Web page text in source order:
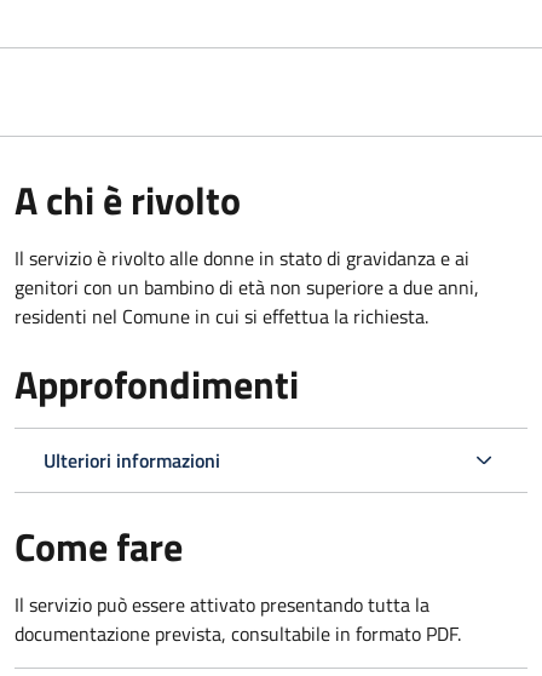
A chi è rivolto
Il servizio è rivolto alle donne in stato di gravidanza e ai
genitori con un bambino di età non superiore a due anni,
residenti nel Comune in cui si effettua la richiesta.
Approfondimenti
Ulteriori informazioni
Come fare
Il servizio può essere attivato presentando tutta la
documentazione prevista, consultabile in formato PDF.